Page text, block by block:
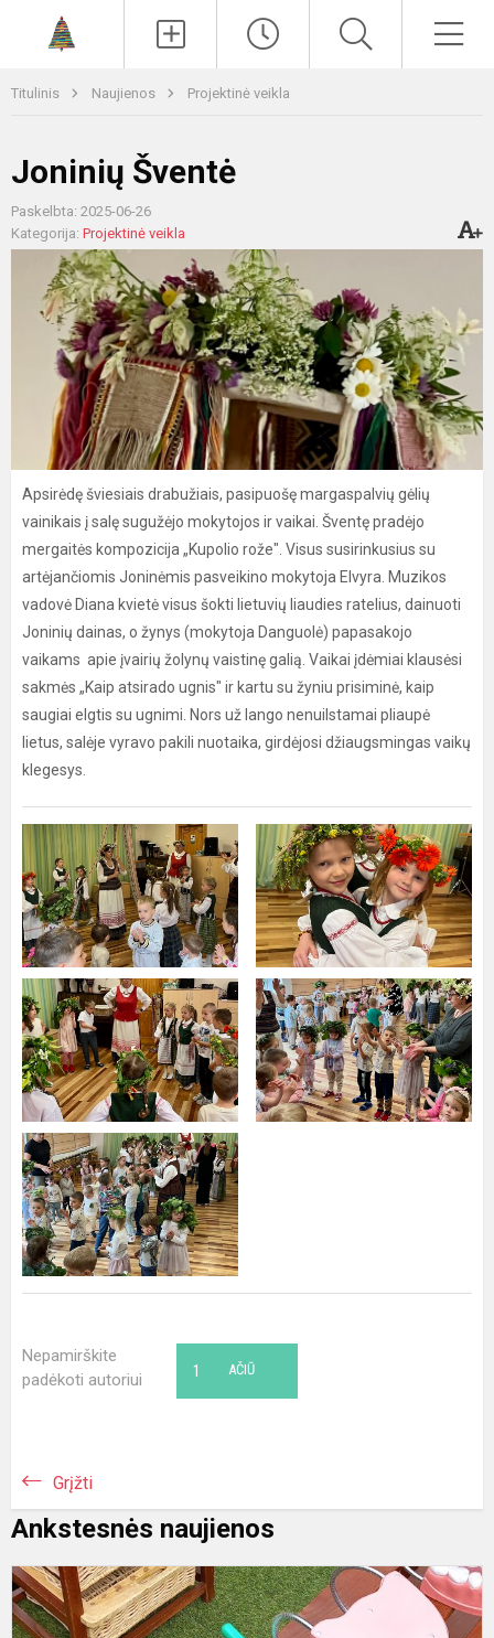
Titulinis Naujienos Projektinė veikla
Joninių Šventė
Paskelbta: 2025-06-26
Kategorija: Projektinė veikla
Apsirėdę šviesiais drabužiais, pasipuošę margaspalvių gėlių
vainikais į salę sugužėjo mokytojos ir vaikai. Šventę pradėjo
mergaitės kompozicija „Kupolio rože". Visus susirinkusius su
artėjančiomis Joninėmis pasveikino mokytoja Elvyra. Muzikos
vadovė Diana kvietė visus šokti lietuvių liaudies ratelius, dainuoti
Joninių dainas, o žynys (mokytoja Danguolė) papasakojo
vaikams apie įvairių žolynų vaistinę galią. Vaikai įdėmiai klausėsi
sakmės „Kaip atsirado ugnis" ir kartu su žyniu prisiminė, kaip
saugiai elgtis su ugnimi. Nors už lango nenuilstamai pliaupė
lietus, salėje vyravo pakili nuotaika, girdėjosi džiaugsmingas vaikų
klegesys.
Nepamirškite
padėkoti autoriui
AČIŪ
1
Grįžti
Ankstesnės naujienos